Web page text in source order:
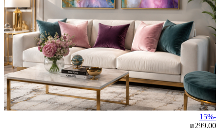
-15%
₪299.00